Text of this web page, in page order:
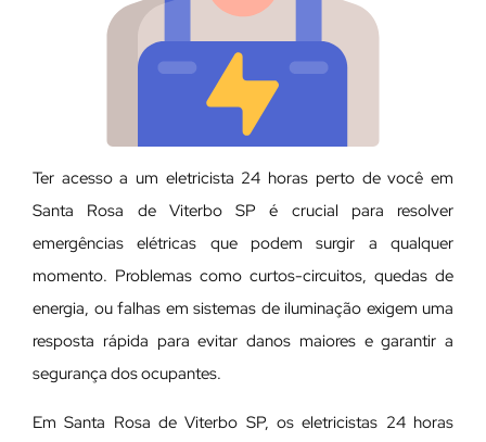
Ter acesso a um eletricista 24 horas perto de você em
Santa Rosa de Viterbo SP é crucial para resolver
emergências elétricas que podem surgir a qualquer
momento. Problemas como curtos-circuitos, quedas de
energia, ou falhas em sistemas de iluminação exigem uma
resposta rápida para evitar danos maiores e garantir a
segurança dos ocupantes.
Em Santa Rosa de Viterbo SP, os eletricistas 24 horas